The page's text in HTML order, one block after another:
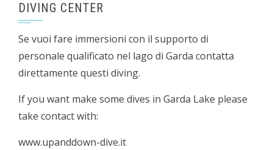
DIVING CENTER
Se vuoi fare immersioni con il supporto di
personale qualificato nel lago di Garda contatta
direttamente questi diving.
If you want make some dives in Garda Lake please
take contact with:
www.upanddown-dive.it